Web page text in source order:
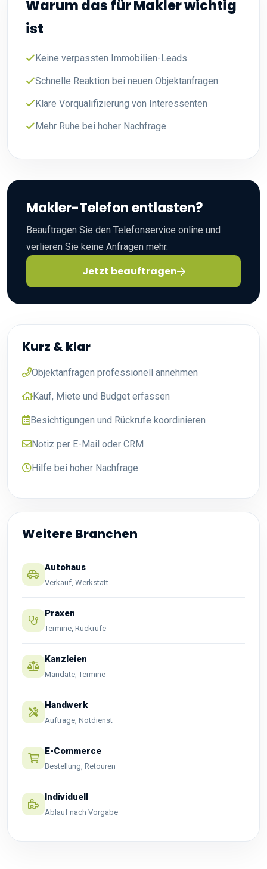
Warum das für Makler wichtig
ist
Keine verpassten Immobilien-Leads
Schnelle Reaktion bei neuen Objektanfragen
Klare Vorqualifizierung von Interessenten
Mehr Ruhe bei hoher Nachfrage
Makler-Telefon entlasten?
Beauftragen Sie den Telefonservice online und
verlieren Sie keine Anfragen mehr.
Jetzt beauftragen
Kurz & klar
Objektanfragen professionell annehmen
Kauf, Miete und Budget erfassen
Besichtigungen und Rückrufe koordinieren
Notiz per E-Mail oder CRM
Hilfe bei hoher Nachfrage
Weitere Branchen
Autohaus
Verkauf, Werkstatt
Praxen
Termine, Rückrufe
Kanzleien
Mandate, Termine
Handwerk
Aufträge, Notdienst
E-Commerce
Bestellung, Retouren
Individuell
Ablauf nach Vorgabe